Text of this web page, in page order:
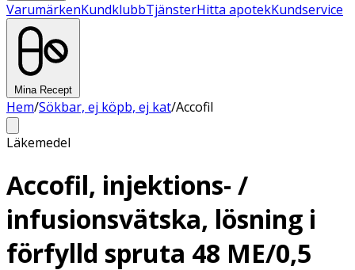
VarumärkenKundklubbTjänsterHitta apotekKundservice
Mina Recept
Hem/Sökbar, ej köpb, ej kat/Accofil
Läkemedel
Accofil, injektions- /
infusionsvätska, lösning i
förfylld spruta 48 ME/0,5